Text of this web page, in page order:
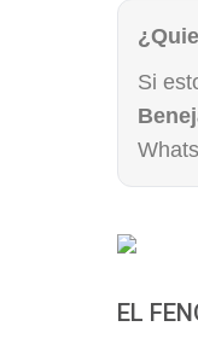
Si
EL